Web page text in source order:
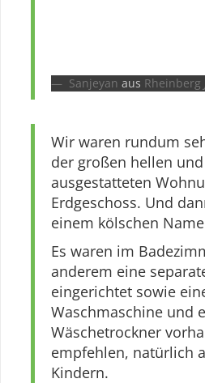
Sanjeyan aus Rheinberg
Wir waren rundum
der großen hellen
ausgestatteten
Erdgeschoss. Und
einem kölschen
Es waren im
anderem eine
eingerichtet sowie
Waschmaschine und
Wäschetrockner
empfehlen, natürlich
Kindern.